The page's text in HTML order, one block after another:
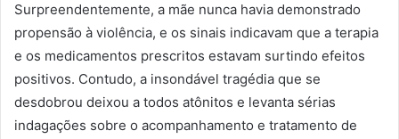
Surpreendentemente, a mãe nunca havia demonstrado
propensão à violência, e os sinais indicavam que a terapia
e os medicamentos prescritos estavam surtindo efeitos
positivos. Contudo, a insondável tragédia que se
desdobrou deixou a todos atônitos e levanta sérias
indagações sobre o acompanhamento e tratamento de